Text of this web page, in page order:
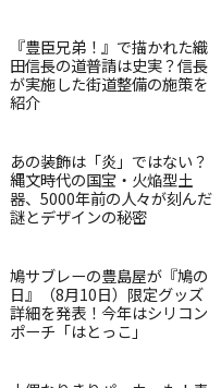
『豊臣兄弟！』で描かれた織
田信長の道普請は史実？信長
が実施した街道整備の施策を
紹介
あの装飾は「炎」ではない？
縄文時代の国宝・火焔型土
器、5000年前の人々が刻んだ
謎とデザインの秘密
鳩サブレーの豊島屋が『鳩の
日』（8月10日）限定グッズ
詳細を発表！今年はシリコン
ポーチ「はとっこ」